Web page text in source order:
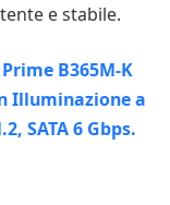
e stabile.